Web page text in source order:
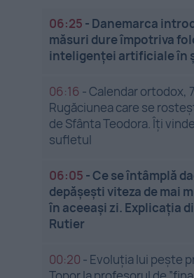
06:25 - Danemarca
măsuri dure împotriva
inteligenței artificiale în
06:16 -Calendar ortodox,
Rugăciunea care se
de Sfânta Teodora. Îți
sufletul
06:05 -Ce se întâmplă
depășești viteza de mai
în aceeași zi. Explicația
Rutier
00:20 - Evoluția lui pește